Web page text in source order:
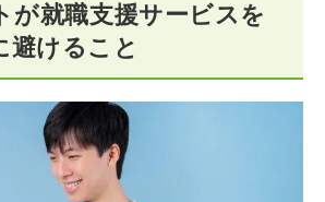
が就職支援サービスを
避けること